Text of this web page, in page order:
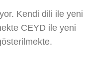
Kendi dili ile yeni
CEYD ile yeni